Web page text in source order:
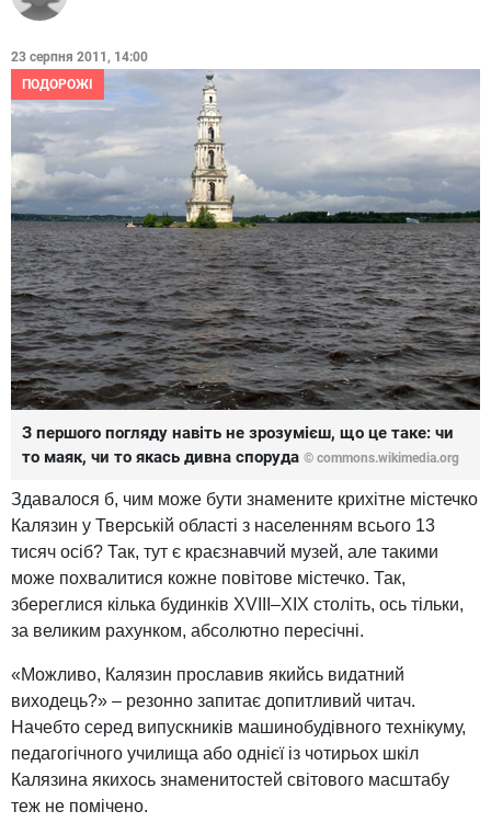
23 серпня 2011, 14:00
ПОДОРОЖІ
З першого погляду навіть не зрозумієш, що це таке: чи
то маяк, чи то якась дивна споруда © commons.wikimedia.org
Здавалося б, чим може бути знамените крихітне містечко
Калязин у Тверській області з населенням всього 13
тисяч осіб? Так, тут є краєзнавчий музей, але такими
може похвалитися кожне повітове містечко. Так,
збереглися кілька будинків XVIII–XIX століть, ось тільки,
за великим рахунком, абсолютно пересічні.
«Можливо, Калязин прославив якийсь видатний
виходець?» – резонно запитає допитливий читач.
Начебто серед випускників машинобудівного технікуму,
педагогічного училища або однієї із чотирьох шкіл
Калязина якихось знаменитостей світового масштабу
теж не помічено.